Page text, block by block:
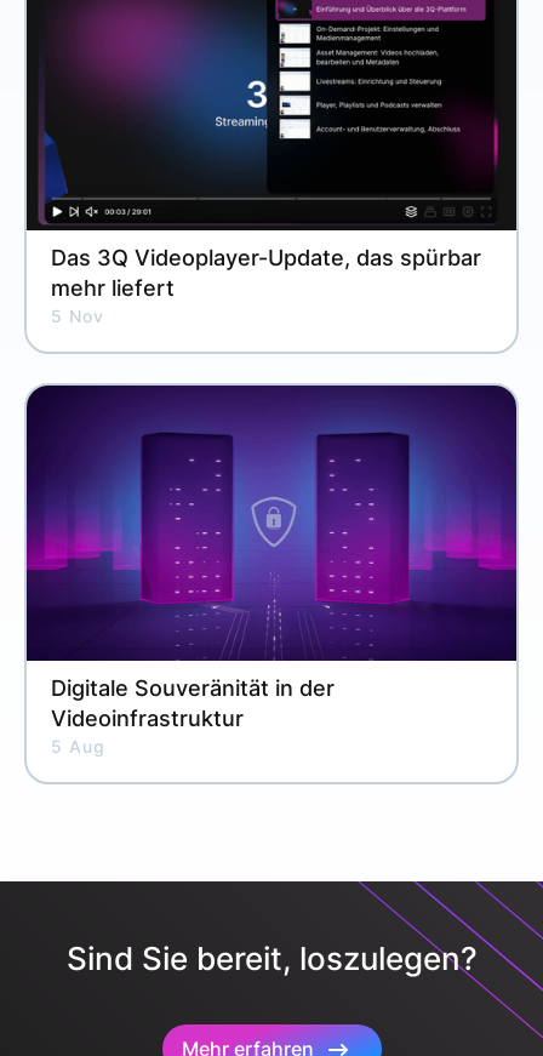
Das 3Q Videoplayer-Update, das spürbar
mehr liefert
5 Nov
Digitale Souveränität in der
Videoinfrastruktur
5 Aug
Sind Sie bereit, loszulegen?
Mehr erfahren